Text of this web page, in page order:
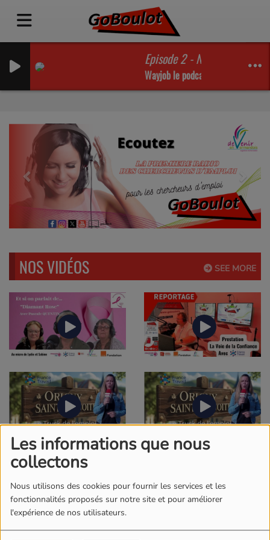
Les informations que nous
collectons
Nous utilisons des cookies pour fournir les services et les
fonctionnalités proposés sur notre site et pour améliorer
l'expérience de nos utilisateurs.
Episode 2 - Nicolas Bayard
Wayjob le podcast de l'emploi et
SEE MORE
NOS VIDÉOS